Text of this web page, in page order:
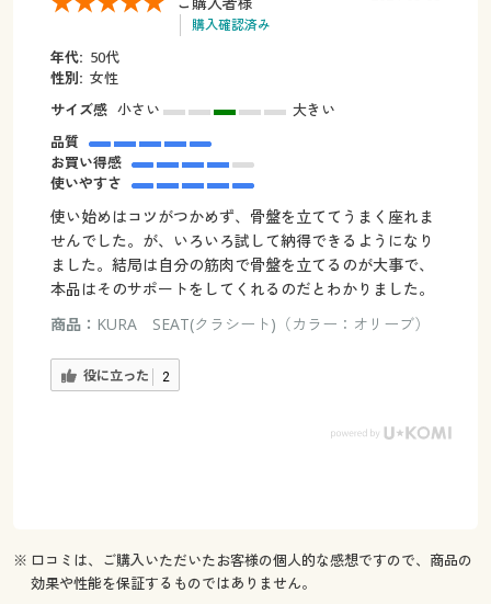
購入確認済み
年代: 50代
性別: 女性
サイズ感 小さい
大きい
品質
お買い得感
使いやすさ
使い始めはコツがつかめず、骨盤を立ててうまく座れま
せんでした。が、いろいろ試して納得できるようになり
ました。結局は自分の筋肉で骨盤を立てるのが大事で、
本品はそのサポートをしてくれるのだとわかりました。
商品： KURA SEAT(クラシート)（カラー：オリーブ）
役に立った 2
※ 口コミは、ご購入いただいたお客様の個人的な感想ですので、商品の
効果や性能を保証するものではありません。